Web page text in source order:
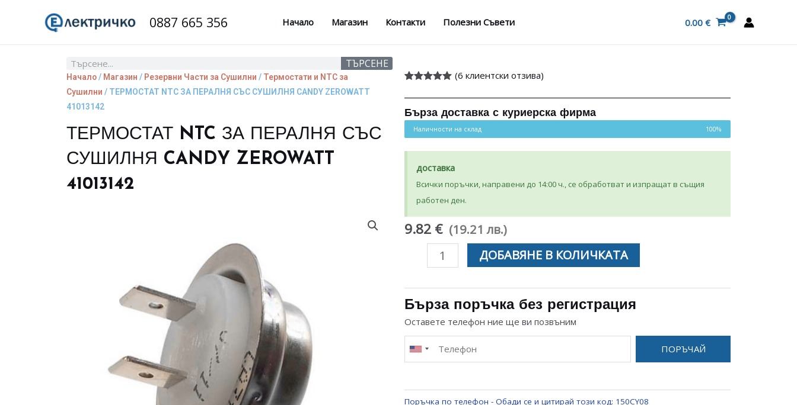
0887 665 356 Начало Магазин Контакти Полезни Съвети 0.00 €
Search ТЪРСЕНЕ
Начало/ Магазин / Резервни Части за Сушилни / Термостати и NTC за
Сушилни / ТЕРМОСТАТ NTC ЗА ПЕРАЛНЯ СЪС СУШИЛНЯ CANDY ZEROWATT
41013142
ТЕРМОСТАТ NTC ЗА ПЕРАЛНЯ СЪС
СУШИЛНЯ CANDY ZEROWATT
41013142
от 5,
потребителски
(6 клиентски отзива)
Бърза доставка с куриерска фирма
Наличности на склад 100%
доставка
Всички поръчки, направени до 14:00 ч., се обработват и изпращат в същия
работен ден.
9.82 € (19.21 лв.)
количество
NTC
СЪС
СУШИЛНЯ
ДОБАВЯНЕ В КОЛИЧКАТА
Бърза поръчка без регистрация
Оставете телефон ние ще ви позвъним
ПОРЪЧАЙ
Поръчка по телефон - Обади се и цитирай този код: 150CY08